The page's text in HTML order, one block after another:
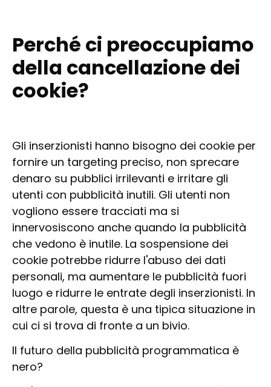
Perché ci preoccupiamo
della cancellazione dei
cookie?
Gli inserzionisti hanno bisogno dei cookie per
fornire un targeting preciso, non sprecare
denaro su pubblici irrilevanti e irritare gli
utenti con pubblicità inutili. Gli utenti non
vogliono essere tracciati ma si
innervosiscono anche quando la pubblicità
che vedono è inutile. La sospensione dei
cookie potrebbe ridurre l'abuso dei dati
personali, ma aumentare le pubblicità fuori
luogo e ridurre le entrate degli inserzionisti. In
altre parole, questa è una tipica situazione in
cui ci si trova di fronte a un bivio.
Il futuro della pubblicità programmatica è
nero?